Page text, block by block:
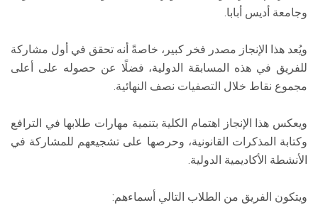
وجامعة أديس أبابا.
ويُعد هذا الإنجاز مصدر فخر كبير، خاصةً أنه تحقق في أول مشاركة
للفريق في هذه المسابقة الدولية، فضلًا عن حصوله على أعلى
مجموع نقاط خلال التصفيات نصف النهائية.
ويعكس هذا الإنجاز اهتمام الكلية بتنمية مهارات طلابها في الترافع
وكتابة المذكرات القانونية، وحرصها على تشجيعهم للمشاركة في
الأنشطة الأكاديمية الدولية.
ويتكون الفريق من الطلاب التالي أسماءهم: